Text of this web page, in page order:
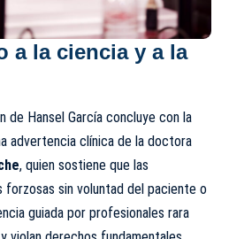
a la ciencia y a la
de Hansel García concluye con la
advertencia clínica de la doctora
, quien sostiene que las
forzosas sin voluntad del paciente o
guiada por profesionales rara